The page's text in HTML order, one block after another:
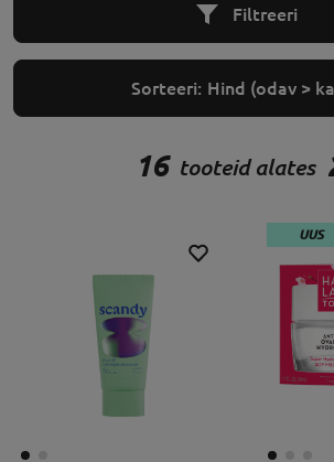
16 tooteid alates
Sorteeri: Hind (odav >
Filtreeri
UUS